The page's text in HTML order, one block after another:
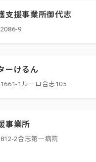
支援事業所御代志
9
ーけるん
1ルーロ合志105
事業所
2合志第一病院